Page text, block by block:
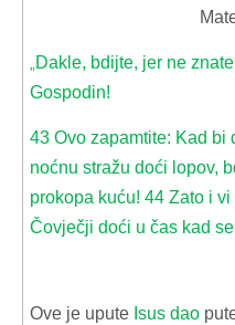
Dakle, bdijte, jer ne
Gospodin!
43 Ovo zapamtite: Kad bi
noćnu stražu doći lopov,
prokopa kuću! 44 Zato i
Čovječji doći u čas kad se
Ove je upute Isus dao